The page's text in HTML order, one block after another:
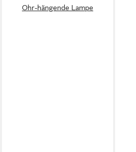
Ohr-hängende Lampe